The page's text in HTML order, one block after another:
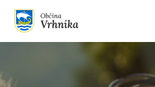
Skoči do osrednje vsebine